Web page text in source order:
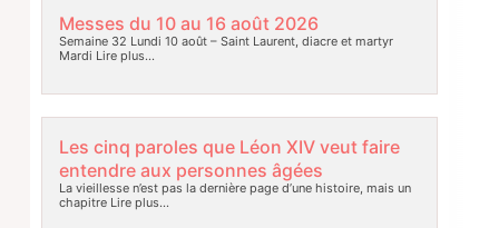
Messes du 10 au 16 août 2026
Semaine 32 Lundi 10 août – Saint Laurent, diacre et martyr
Mardi Lire plus…
Les cinq paroles que Léon XIV veut faire
entendre aux personnes âgées
La vieillesse n’est pas la dernière page d’une histoire, mais un
chapitreLire plus…